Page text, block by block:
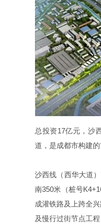
总投资17亿元，沙
道，是成都市构建
沙西线（西华大道
南350米（桩号
成灌铁路及上跨全
及慢行过街节点工